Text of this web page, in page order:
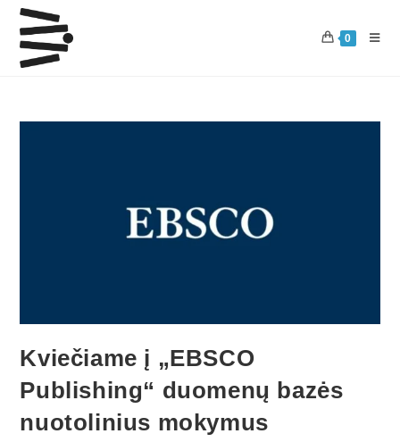
0
Kviečiame į „EBSCO
Publishing“ duomenų bazės
nuotolinius mokymus